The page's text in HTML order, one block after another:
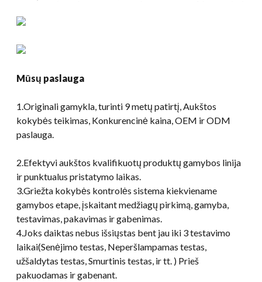
Mūsų paslauga
1.Originali gamykla, turinti 9 metų patirtį, Aukštos
kokybės teikimas, Konkurencinė kaina, OEM ir ODM
paslauga.
2.Efektyvi aukštos kvalifikuotų produktų gamybos linija
ir punktualus pristatymo laikas.
3.Griežta kokybės kontrolės sistema kiekviename
gamybos etape, įskaitant medžiagų pirkimą, gamyba,
testavimas, pakavimas ir gabenimas.
4.Joks daiktas nebus išsiųstas bent jau iki 3 testavimo
laikai(Senėjimo testas, Neperšlampamas testas,
užšaldytas testas, Smurtinis testas, ir tt. ) Prieš
pakuodamas ir gabenant.